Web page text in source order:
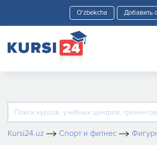
Добавить
Kursi24.uz Спорт и фитнес